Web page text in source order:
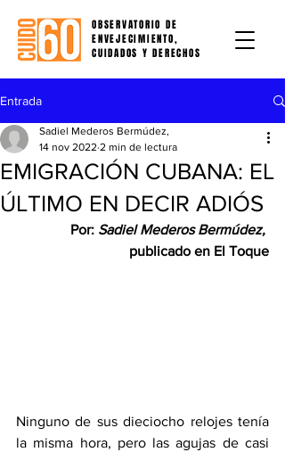
OBSERVATORIO DE
ENVEJECIMIENTO,
CUIDADOS Y DERECHOS
Entrada
EMIGRACIÓN CUBANA: EL
ÚLTIMO EN DECIR ADIÓS
Sadiel Mederos Bermúdez,
14 nov 2022 2 min de lectura
Por: Sadiel Mederos Bermúdez,
publicado en El Toque
Ninguno de sus dieciocho relojes tenía
la misma hora, pero las agujas de casi